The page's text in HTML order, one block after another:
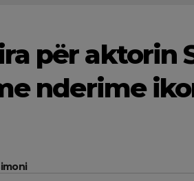
për aktorin
nderime